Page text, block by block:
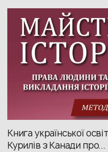
Книга української
Курилів з Канади про...